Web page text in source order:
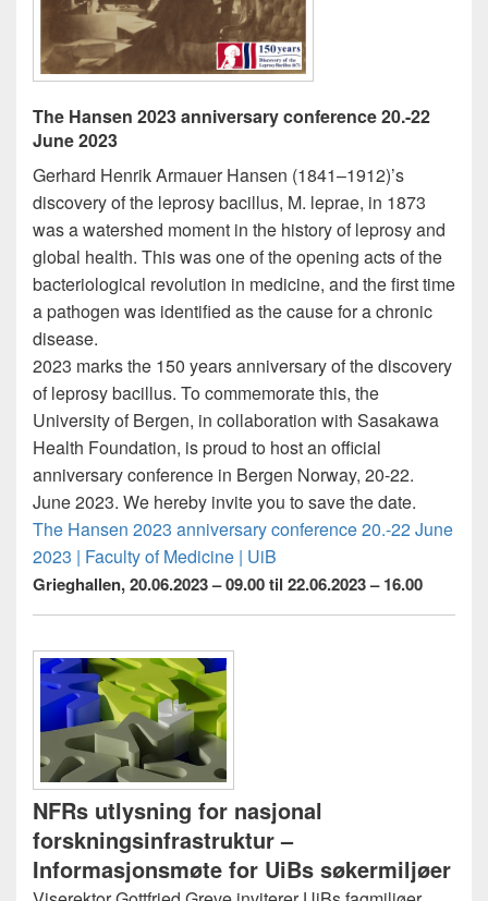
The Hansen 2023 anniversary conference 20.-22
June 2023
Gerhard Henrik Armauer Hansen (1841–1912)’s
discovery of the leprosy bacillus, M. leprae, in 1873
was a watershed moment in the history of leprosy and
global health. This was one of the opening acts of the
bacteriological revolution in medicine, and the first time
a pathogen was identified as the cause for a chronic
disease.
2023 marks the 150 years anniversary of the discovery
of leprosy bacillus. To commemorate this, the
University of Bergen, in collaboration with Sasakawa
Health Foundation, is proud to host an official
anniversary conference in Bergen Norway, 20-22.
June 2023. We hereby invite you to save the date.
The Hansen 2023 anniversary conference 20.-22 June
2023 | Faculty of Medicine | UiB
Grieghallen, 20.06.2023 – 09.00 til 22.06.2023 – 16.00
NFRs utlysning for nasjonal
forskningsinfrastruktur –
Informasjonsmøte for UiBs søkermiljøer